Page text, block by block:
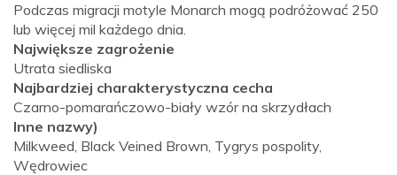
Podczas migracji motyle Monarch mogą podróżować 250
lub więcej mil każdego dnia.
Największe zagrożenie
Utrata siedliska
Najbardziej charakterystyczna cecha
Czarno-pomarańczowo-biały wzór na skrzydłach
Inne nazwy)
Milkweed, Black Veined Brown, Tygrys pospolity,
Wędrowiec